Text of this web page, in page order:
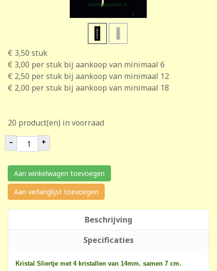
€ 3,50 stuk
€ 3,00 per stuk bij aankoop van minimaal 6
€ 2,50 per stuk bij aankoop van minimaal 12
€ 2,00 per stuk bij aankoop van minimaal 18
20 product(en) in voorraad
– +
Aan winkelwagen toevoegen
Aan verlanglijst toevoegen
Beschrijving
Specificaties
Kristal Sliertje met 4 kristallen van 14mm. samen 7 cm.